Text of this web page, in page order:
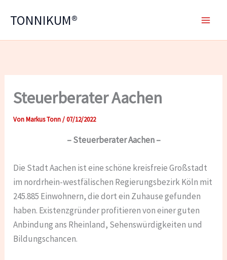
InhaltTONNIKUM®
Steuerberater Aachen
VonMarkus Tonn/07/12/2022
– Steuerberater Aachen –
Die Stadt Aachen ist eine schöne kreisfreie Großstadt
im nordrhein-westfälischen Regierungsbezirk Köln mit
245.885 Einwohnern, die dort ein Zuhause gefunden
haben. Existenzgründer profitieren von einer guten
Anbindung ans Rheinland, Sehenswürdigkeiten und
Bildungschancen.